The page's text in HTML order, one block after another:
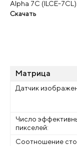
Alpha 7C (ILCE-
Скачать
Матрица
Датчик
Число
пикселей:
Соотношение